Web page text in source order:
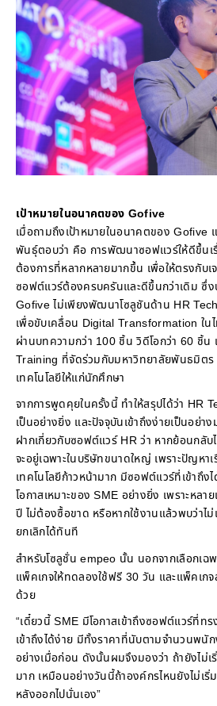
เป้าหมายในอนาคตของ Gofive
เมื่อถามถึงเป้าหมายในอนาคตของ Gofive
พันธุ์ตอบว่า คือ การพัฒนาซอฟแวร์ให้ดีขึ้นเ
ต้องการที่หลากหลายมากขึ้น เพื่อให้ตรงกับเ
ซอฟต์แวร์ต้องครบครันและดีขึ้นกว่าเดิม ซึ่ง
Gofive ไม่เพียงพัฒนาโซลูชันด้าน HR
เพื่อขับเคลื่อน Digital Transformation ใน
ผ่านบทความกว่า 100 ชิ้น วิดีโอกว่า 60 ชิ้น
Training ที่จัดร่วมกับมหาวิทยาลัยพันธมิต
เทคโนโลยีให้แก่นักศึกษา
จากการพูดคุยในครั้งนี้ ทำให้สรุปได้ว่า HR
เป็นอย่างยิ่ง และปัจจุบันเข้าถึงง่ายเป็นอย่
ฝากเกี่ยวกับซอฟต์แวร์ HR ว่า หากย้อนกลับ
จะอยู่เฉพาะในบริษัทขนาดใหญ่ เพราะปัญห
เทคโนโลยีก้าวหน้ามาก มีซอฟต์แวร์ที่เข้าถึง
โอกาสเหมาะของ SME อย่างยิ่ง เพราะหลา
ปี ไม่ต้องซื้อขาด หรือหากใช้งานแล้วพบว่าไ
ยกเลิกได้ทันที
สำหรับโซลูชั่น empeo นั้น นอกจากเลือกเฉ
แพ็คเกจให้ทดลองใช้ฟรี 30 วัน และแพ็คเก
ด้วย
“เดี๋ยวนี้ SME มีโอกาสเข้าถึงซอฟต์แวร์ที่ท
เข้าถึงได้ง่าย มีทั้งราคาที่นับตามจำนวนพนั
อย่างเมื่อก่อน ดังนั้นผมจึงมองว่า ถ้ายังไม่
มาก เหมือนอย่างวันนี้ถ้าองค์กรไหนยังไม่เริ่
หลังออกไปนั่นเอง”